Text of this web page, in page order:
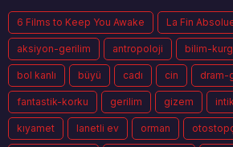
6 Films to Keep You Awake La Fin
aksiyon-gerilim antropoloji bilim-
bol kanlı büyü cadı cin dram-
fantastik-korku gerilim gizem
kıyamet lanetli ev orman